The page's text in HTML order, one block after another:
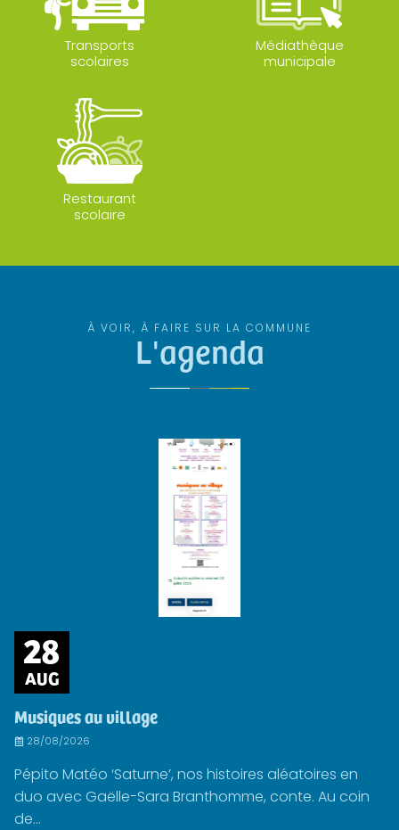
Transports
scolaires
Médiathèque
municipale
Restaurant
scolaire
À VOIR, À FAIRE SUR LA COMMUNE
L'agenda
28
AUG
Musiques au village
28/08/2026
Pépito Matéo ‘Saturne’, nos histoires aléatoires en
duo avec Gaëlle-Sara Branthomme, conte. Au coin
de...